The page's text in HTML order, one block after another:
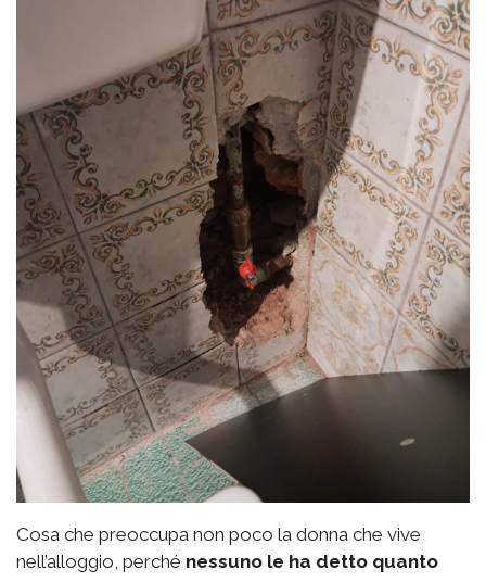
Cosa che preoccupa non poco la donna che vive
nell’alloggio, perché nessuno le ha detto quanto